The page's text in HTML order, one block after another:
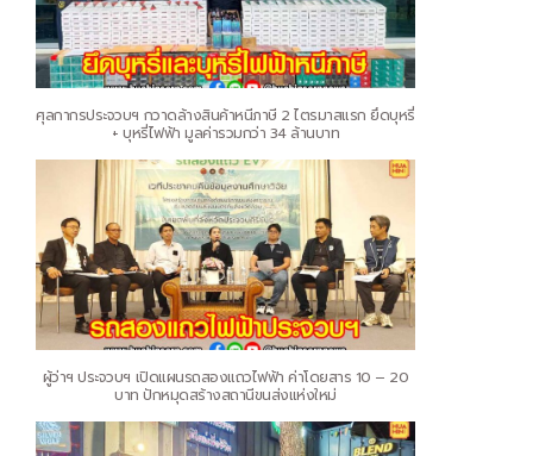
ศุลกากรประจวบฯ กวาดล้างสินค้าหนีภาษี 2 ไตรมาสแรก ยึดบุหรี่
+ บุหรี่ไฟฟ้า มูลค่ารวมกว่า 34 ล้านบาท
ผู้ว่าฯ ประจวบฯ เปิดแผนรถสองแถวไฟฟ้า ค่าโดยสาร 10 – 20
บาท ปักหมุดสร้างสถานีขนส่งแห่งใหม่